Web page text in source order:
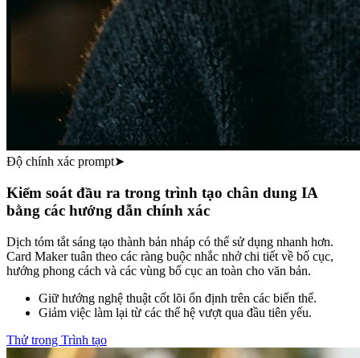
Độ chính xác prompt➤
Kiểm soát đầu ra trong trình tạo chân dung IA
bằng các hướng dẫn chính xác
Dịch tóm tắt sáng tạo thành bản nháp có thể sử dụng nhanh hơn.
Card Maker tuân theo các ràng buộc nhắc nhở chi tiết về bố cục,
hướng phong cách và các vùng bố cục an toàn cho văn bản.
Giữ hướng nghệ thuật cốt lõi ổn định trên các biến thể.
Giảm việc làm lại từ các thế hệ vượt qua đầu tiên yếu.
Thử trong Trình tạo